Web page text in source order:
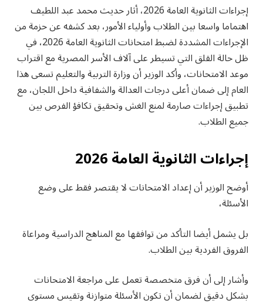
إجراءات الثانوية العامة 2026، أثار حديث محمد عبد اللطيف
اهتماما واسعا بين الطلاب وأولياء الأمور، بعد كشفه عن حزمة من
الإجراءات المشددة لضبط امتحانات الثانوية العامة 2026، في
ظل حالة القلق التي تسيطر على آلاف الأسر المصرية مع اقتراب
موعد الامتحانات، وأكد الوزير أن وزارة التربية والتعليم تسعى هذا
العام إلى ضمان أعلى درجات العدالة والشفافية داخل اللجان، مع
تطبيق إجراءات صارمة لمنع الغش وتحقيق تكافؤ الفرص بين
جميع الطلاب.
إجراءات الثانوية العامة 2026
أوضح الوزير أن إعداد الامتحانات لا يقتصر فقط على وضع
الأسئلة،
بل يشمل أيضا التأكد من توافقها مع المناهج الدراسية ومراعاة
الفروق الفردية بين الطلاب.
وأشار إلى أن فرق متخصصة تعمل على مراجعة الامتحانات
بشكل دقيق لضمان أن تكون الأسئلة متوازنة وتقيس مستوى